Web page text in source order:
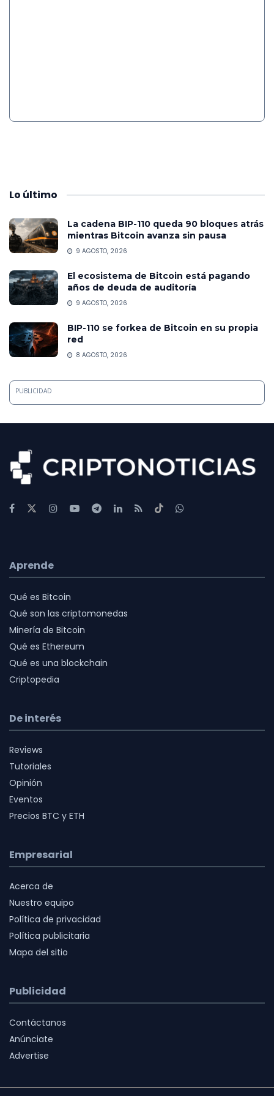
Lo último
La cadena BIP-110 queda 90 bloques atrás
mientras Bitcoin avanza sin pausa
9 AGOSTO, 2026
El ecosistema de Bitcoin está pagando
años de deuda de auditoría
9 AGOSTO, 2026
BIP-110 se forkea de Bitcoin en su propia
red
8 AGOSTO, 2026
PUBLICIDAD
Aprende
Qué es Bitcoin
Qué son las criptomonedas
Minería de Bitcoin
Qué es Ethereum
Qué es una blockchain
Criptopedia
De interés
Reviews
Tutoriales
Opinión
Eventos
Precios BTC y ETH
Empresarial
Acerca de
Nuestro equipo
Política de privacidad
Política publicitaria
Mapa del sitio
Publicidad
Contáctanos
Anúnciate
Advertise